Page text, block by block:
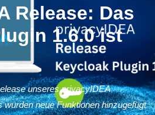
Release: Das
1.6.0 ist
unseres privacyIDEA
neue Funktionen hinzugefügt